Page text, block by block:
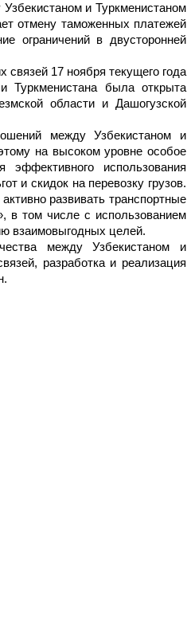
и Туркменистаном
отмену таможенных платежей
ограничений в двусторонней
связей 17 ноября текущего года
Туркменистана была открыта
области и Дашогузской
между Узбекистаном и
на высоком уровне особое
использования
и скидок на перевозку грузов.
развивать транспортные
в том числе с использованием
взаимовыгодных целей.
между Узбекистаном и
разработка и реализация